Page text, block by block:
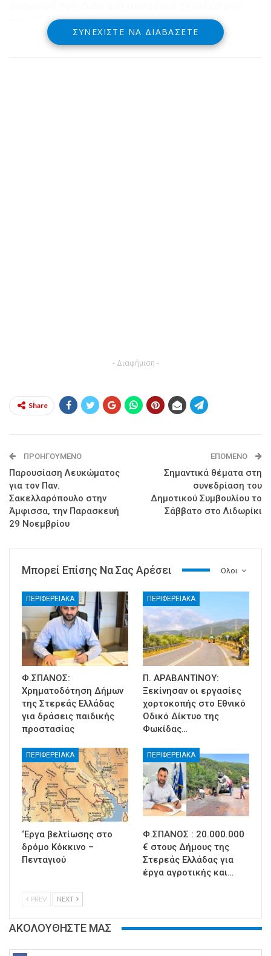
τον Έλληνα πολίτη!»
ΣΥΝΕΧΊΣΤΕ ΝΑ ΔΙΑΒΆΣΕΤΕ
- Διαφήμιση -
Share
ΠΡΟΗΓΟΎΜΕΝΟ
Παρουσίαση Λευκώματος
για τον Παν.
Σακελλαρόπουλο στην
Άμφισσα, την Παρασκευή
29 Νοεμβρίου
ΕΠΌΜΕΝΟ
Σημαντικά θέματα στη
συνεδρίαση του
Δημοτικού Συμβουλίου το
Σάββατο στο Λιδωρίκι
Ολοι
Μπορεί Επίσης Να Σας Αρέσει
ΠΕΡΙΦΕΡΕΙΑΚΑ
Φ.ΣΠΑΝΟΣ:
Χρηματοδότηση Δήμων
της Στερεάς Ελλάδας
για δράσεις παιδικής
προστασίας
ΠΕΡΙΦΕΡΕΙΑΚΑ
Π. ΑΡΑΒΑΝΤΙΝΟΥ:
Ξεκίνησαν οι εργασίες
χορτοκοπής στο Εθνικό
Οδικό Δίκτυο της
Φωκίδας…
ΠΕΡΙΦΕΡΕΙΑΚΑ
‘Εργα βελτίωσης στο
δρόμο Κόκκινο –
Πενταγιού
ΠΕΡΙΦΕΡΕΙΑΚΑ
Φ.ΣΠΑΝΟΣ : 20.000.000
€ στους Δήμους της
Στερεάς Ελλάδας για
έργα αγροτικής και…
PREV NEXT
ΑΚΟΛΟΥΘΗΣΤΕ ΜΑΣ